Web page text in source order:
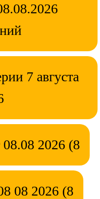
7 августа
2026 (8
08 2026 (8